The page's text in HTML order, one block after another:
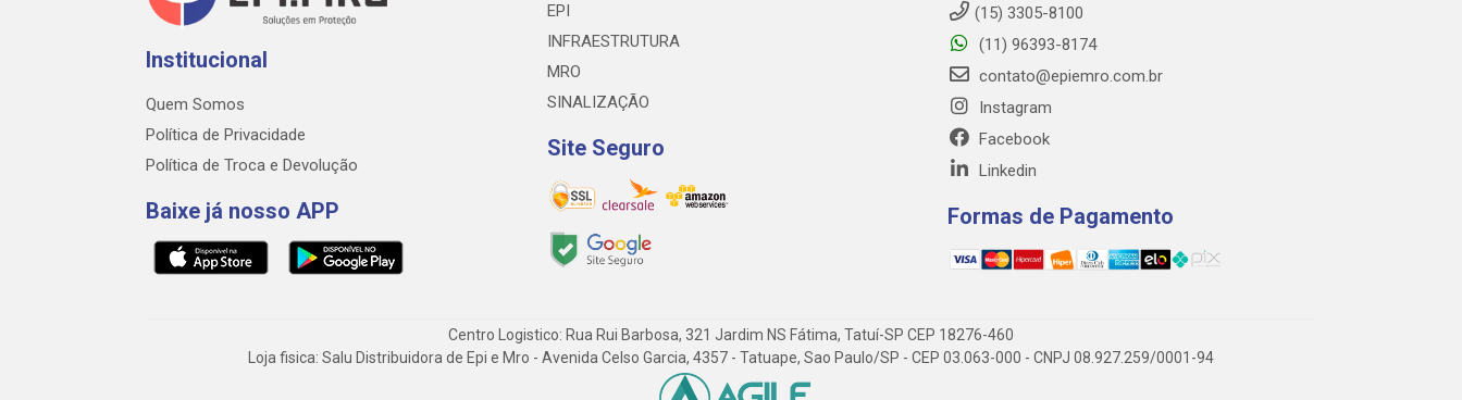
Institucional
Quem Somos
Política de Privacidade
Política de Troca e Devolução
Baixe já nosso APP
EPI
INFRAESTRUTURA
MRO
SINALIZAÇÃO
Site Seguro
(15) 3305-8100
(11) 96393-8174
contato@epiemro.com.br
Instagram
Facebook
Linkedin
Formas de Pagamento
Centro Logistico: Rua Rui Barbosa, 321 Jardim NS Fátima, Tatuí-SP CEP 18276-460
Loja fisica: Salu Distribuidora de Epi e Mro - Avenida Celso Garcia, 4357 - Tatuape, Sao Paulo/SP - CEP 03.063-000 - CNPJ 08.927.259/0001-94